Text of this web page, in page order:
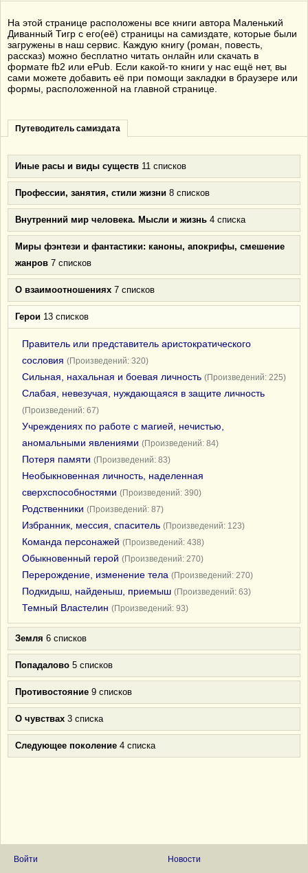
На этой странице расположены все книги автора Маленький
Диванный Тигр с его(её) страницы на самиздате, которые были
загружены в наш сервис. Каждую книгу (роман, повесть,
рассказ) можно бесплатно читать онлайн или скачать в
формате fb2 или ePub. Если какой-то книги у нас ещё нет, вы
сами можете добавить её при помощи закладки в браузере или
формы, расположенной на главной странице.
Путеводитель самиздата
Иные расы и виды существ 11 списков
Профессии, занятия, стили жизни 8 списков
Внутренний мир человека. Мысли и жизнь 4 списка
Миры фэнтези и фантастики: каноны, апокрифы, смешение
жанров 7 списков
О взаимоотношениях 7 списков
Герои 13 списков
Правитель или представитель аристократического
сословия (Произведений: 320)
Сильная, нахальная и боевая личность (Произведений: 225)
Слабая, невезучая, нуждающаяся в защите личность
(Произведений: 67)
Учреждениях по работе с магией, нечистью,
аномальными явлениями (Произведений: 84)
Потеря памяти (Произведений: 83)
Необыкновенная личность, наделенная
сверхспособностями (Произведений: 390)
Родственники (Произведений: 87)
Избранник, мессия, спаситель (Произведений: 123)
Команда персонажей (Произведений: 438)
Обыкновенный герой (Произведений: 270)
Перерождение, изменение тела (Произведений: 270)
Подкидыш, найденыш, приемыш (Произведений: 63)
Темный Властелин (Произведений: 93)
Земля 6 списков
Попадалово 5 списков
Противостояние 9 списков
О чувствах 3 списка
Следующее поколение 4 списка
Войти
Новости